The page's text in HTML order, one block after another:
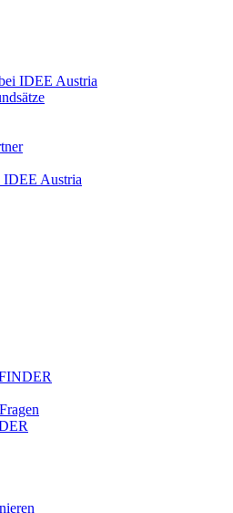
IDEE Austria
IDEE Austria